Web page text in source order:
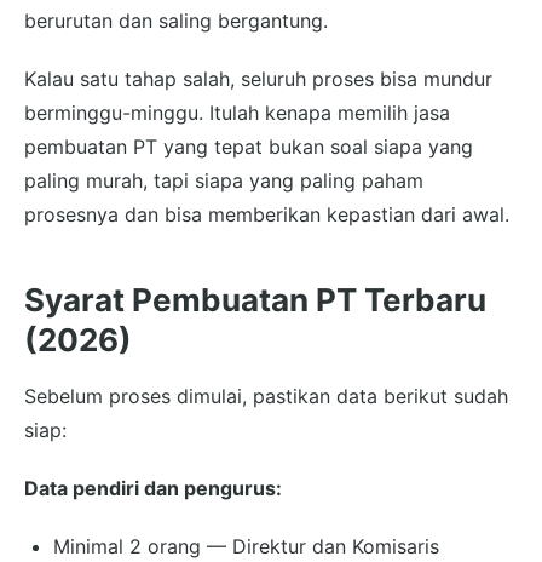
berurutan dan saling bergantung.
Kalau satu tahap salah, seluruh proses bisa mundur
berminggu-minggu. Itulah kenapa memilih jasa
pembuatan PT yang tepat bukan soal siapa yang
paling murah, tapi siapa yang paling paham
prosesnya dan bisa memberikan kepastian dari awal.
Syarat Pembuatan PT Terbaru
(2026)
Sebelum proses dimulai, pastikan data berikut sudah
siap:
Data pendiri dan pengurus:
Minimal 2 orang — Direktur dan Komisaris